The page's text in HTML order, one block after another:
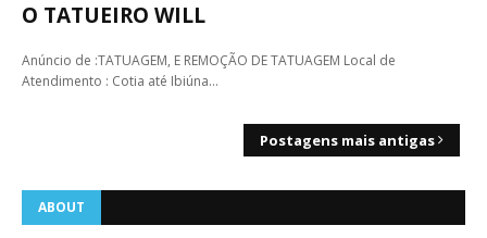
O TATUEIRO WILL
Anúncio de :TATUAGEM, E REMOÇÃO DE TATUAGEM Local de
Atendimento : Cotia até Ibiúna…
Postagens mais antigas
ABOUT